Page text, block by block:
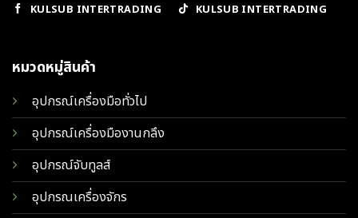
KULSUB INTERTRADING KULSUB INTERTRADING
หมวดหมู่สินค้า
อุปกรณ์เครื่องมือทั่วไป
อุปกรณ์เครื่องมืองานกลึง
อุปกรณ์จับทูลส์
อุปกรณเครื่องจักร